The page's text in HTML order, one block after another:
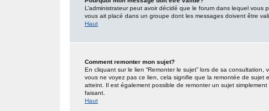
L’administrateur peut avoir décidé que le forum dans lequel
vous ait placé dans un groupe dont les messages doivent être
Haut
Comment remonter mon sujet?
En cliquant sur le lien “Remonter le sujet” lors de sa consultation,
vous ne voyez pas ce lien, cela signifie que la remontée de sujet
atteint. Il est également possible de remonter un sujet
faisant.
Haut